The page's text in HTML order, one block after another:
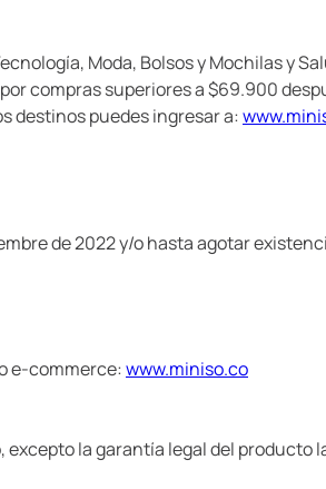
Moda, Bolsos y Mochilas y
compras superiores a $69.900
destinos puedes ingresar a:
de 2022 y/o hasta agotar
e-commerce:www.miniso.co
la garantía legal del producto